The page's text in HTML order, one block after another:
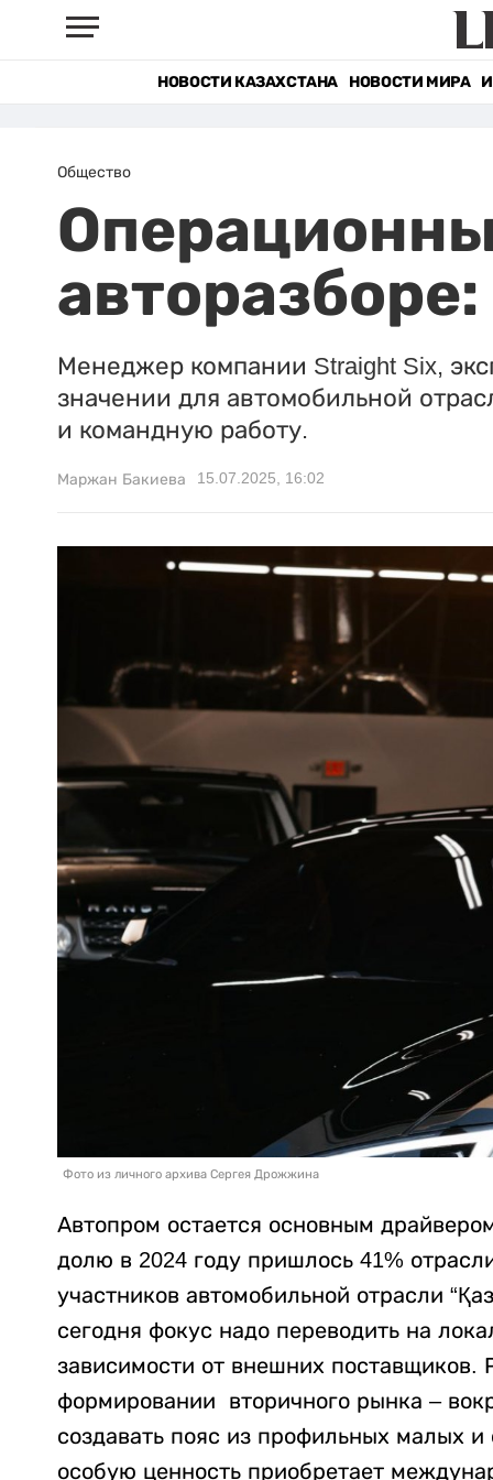
НОВОСТИ КАЗАХСТАНА НОВОСТИ МИРА
Общество
Менеджер компании Straight Six,
значении для автомобильной
и командную работу.
Маржан Бакиева 15.07.2025, 16:02
Фото из личного архива Сергея Дрожжина
Автопром остается основным
долю в 2024 году пришлось 41%
участников автомобильной отрасли
сегодня фокус надо переводить на
зависимости от внешних поставщиков.
формировании вторичного рынка –
создавать пояс из профильных малых
особую ценность приобретает